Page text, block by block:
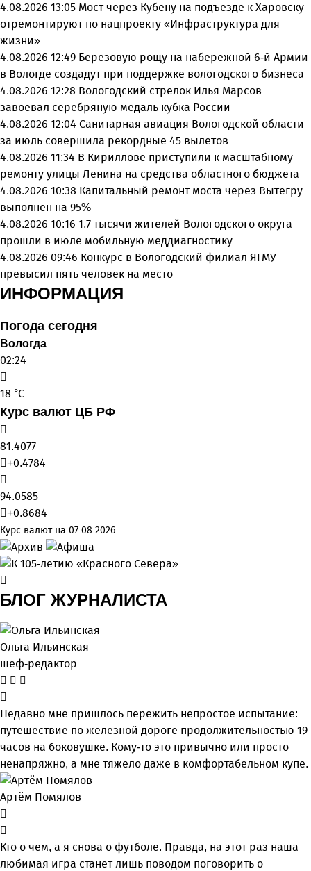
4.08.2026 13:05 Мост через Кубену на подъезде к Харовску
отремонтируют по нацпроекту «Инфраструктура для
жизни»
4.08.2026 12:49 Березовую рощу на набережной 6-й Армии
в Вологде создадут при поддержке вологодского бизнеса
4.08.2026 12:28 Вологодский стрелок Илья Марсов
завоевал серебряную медаль кубка России
4.08.2026 12:04 Санитарная авиация Вологодской области
за июль совершила рекордные 45 вылетов
4.08.2026 11:34 В Кириллове приступили к масштабному
ремонту улицы Ленина на средства областного бюджета
4.08.2026 10:38 Капитальный ремонт моста через Вытегру
выполнен на 95%
4.08.2026 10:16 1,7 тысячи жителей Вологодского округа
прошли в июле мобильную меддиагностику
4.08.2026 09:46 Конкурс в Вологодский филиал ЯГМУ
превысил пять человек на место
ИНФОРМАЦИЯ
Погода сегодня
Вологда
02:24
18 °C
Курс валют ЦБ РФ
81.4077
+0.4784
94.0585
+0.8684
Курс валют на 07.08.2026
БЛОГ ЖУРНАЛИСТА
Ольга Ильинская
шеф-редактор
Недавно мне пришлось пережить непростое испытание:
путешествие по железной дороге продолжительностью 19
часов на боковушке. Кому-то это привычно или просто
ненапряжно, а мне тяжело даже в комфортабельном купе.
Артём Помялов
Кто о чем, а я снова о футболе. Правда, на этот раз наша
любимая игра станет лишь поводом поговорить о